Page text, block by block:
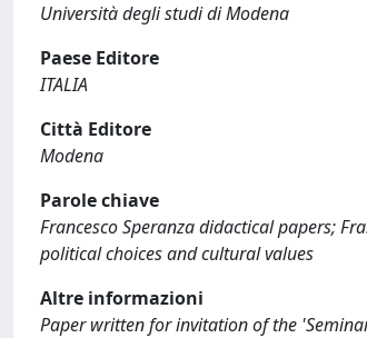
Università degli studi di Modena
Paese Editore
ITALIA
Città Editore
Modena
Parole chiave
Francesco Speranza didactical papers;
political choices and cultural values
Altre informazioni
Paper written for invitation of the